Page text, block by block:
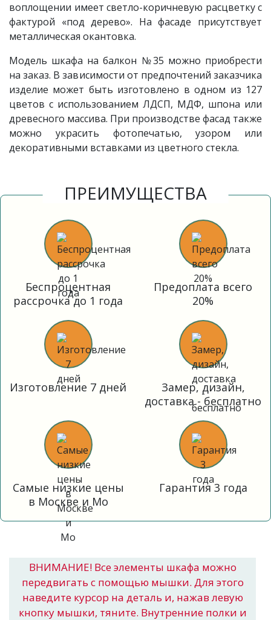
воплощении имеет светло-коричневую расцветку с
фактурой «под дерево». На фасаде присутствует
металлическая окантовка.
Модель шкафа на балкон №35 можно приобрести
на заказ. В зависимости от предпочтений заказчика
изделие может быть изготовлено в одном из 127
цветов с использованием ЛДСП, МДФ, шпона или
древесного массива. При производстве фасад также
можно украсить фотопечатью, узором или
декоративными вставками из цветного стекла.
ПРЕИМУЩЕСТВА
Беспроцентная
рассрочка до 1 года
Предоплата всего
20%
Изготовление 7 дней
Замер, дизайн,
доставка - бесплатно
Самые низкие цены
в Москве и Мо
Гарантия 3 года
ВНИМАНИЕ! Все элементы шкафа можно
передвигать с помощью мышки. Для этого
наведите курсор на деталь и, нажав левую
кнопку мышки, тяните. Внутренние полки и